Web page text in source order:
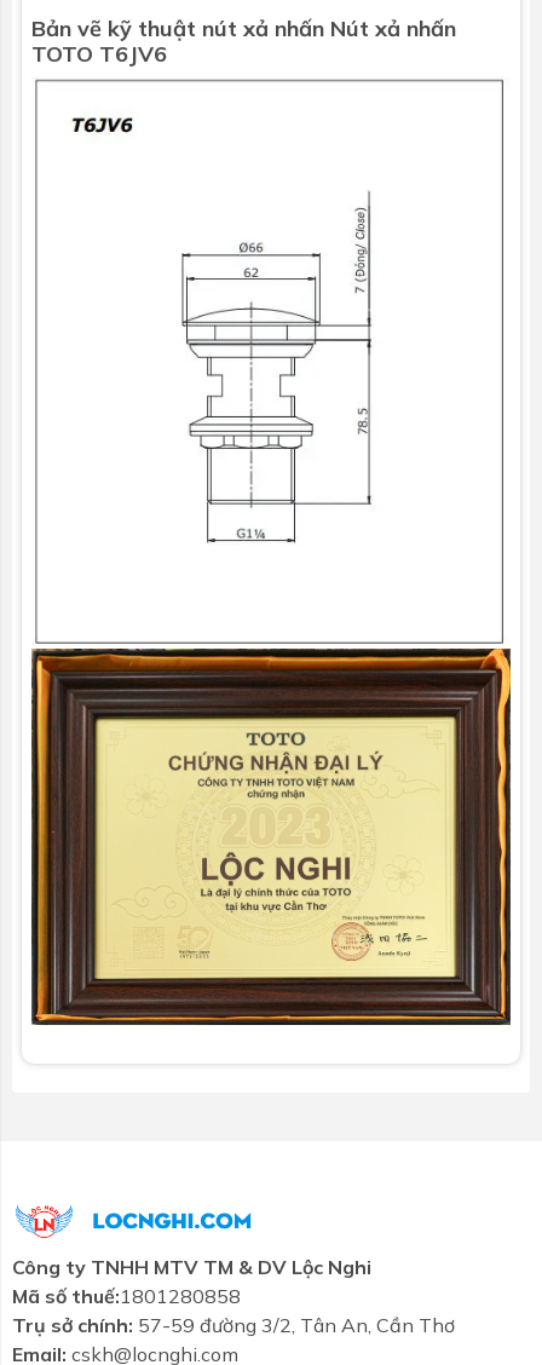
Bản vẽ kỹ thuật nút xả nhấn Nút xả nhấn
TOTO T6JV6
Công ty TNHH MTV TM & DV Lộc Nghi
Mã số thuế:1801280858
Trụ sở chính: 57-59 đường 3/2, Tân An, Cần Thơ
Email: cskh@locnghi.com